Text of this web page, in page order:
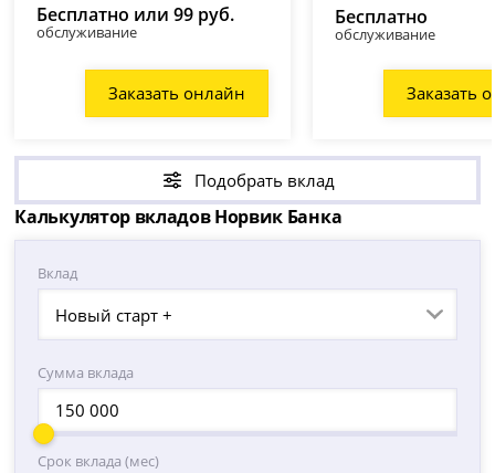
Бесплатно или 99 руб.
обслуживание
Заказать онлайн
Бесплатно
обслуживание
Заказать
Подобрать вклад
Калькулятор вкладов Норвик Банка
Вклад
Новый старт +
Сумма вклада
Срок вклада (мес)